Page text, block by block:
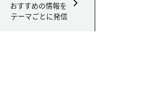
おすすめの情報を
テーマごとに発信